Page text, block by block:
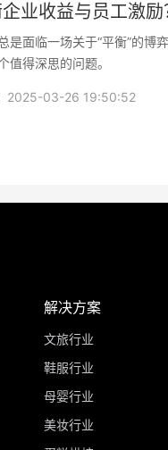
业收益与员工激励
是面临一场关于“平衡”的
值得深思的问题。
2025-03-26 19:50:52
解决方案
文旅行业
鞋服行业
母婴行业
美妆行业